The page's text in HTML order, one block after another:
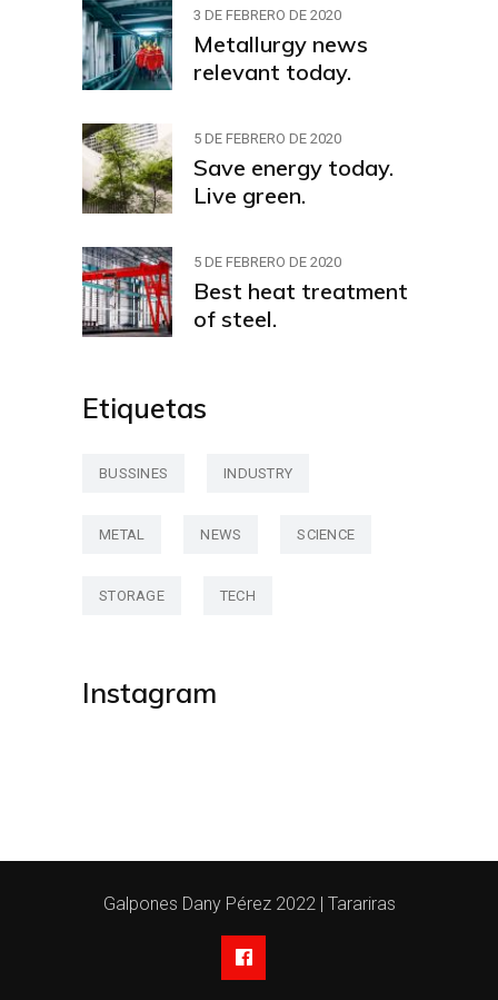
3 DE FEBRERO DE 2020
Metallurgy news
relevant today.
5 DE FEBRERO DE 2020
Save energy today.
Live green.
5 DE FEBRERO DE 2020
Best heat treatment
of steel.
Etiquetas
BUSSINES INDUSTRY
METAL NEWS SCIENCE
STORAGE TECH
Instagram
Galpones Dany Pérez 2022 | Tarariras